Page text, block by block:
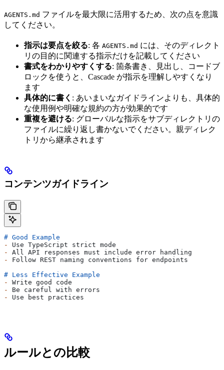
AGENTS.md ファイルを最大限に活用するため、次の点を意識
してください。
指示は要点を絞る: 各 AGENTS.md には、そのディレクト
リの目的に関連する指示だけを記載してください
書式をわかりやすくする: 箇条書き、見出し、コードブ
ロックを使うと、Cascade が指示を理解しやすくなり
ます
具体的に書く : あいまいなガイドラインよりも、具体的
な使用例や明確な規約の方が効果的です
重複を避ける: グローバルな指示をサブディレクトリの
ファイルに繰り返し書かないでください。親ディレク
トリから継承されます
コンテンツガイドライン
# Good Example
-
Use TypeScript strict mode
-
All API responses must include error handling
-
Follow REST naming conventions for endpoints
# Less Effective Example
-
Write good code
-
Be careful with errors
-
Use best practices
ルールとの比較